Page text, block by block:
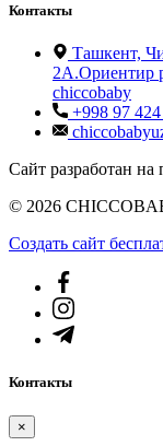
Контакты
Ташкент,
2А.Ориентир
chiccobaby
+998 97
Сайт разработан
© 2026
Создать cайт
Контакты
×